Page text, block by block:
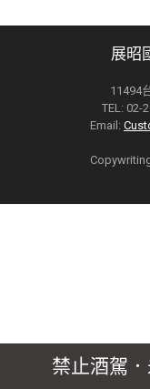
展昭
11494
TEL: 02-
Email:
禁止酒駕